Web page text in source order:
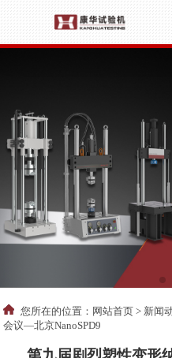
您所在的位置： 网站首页 > 新闻
会议—北京NanoSPD9